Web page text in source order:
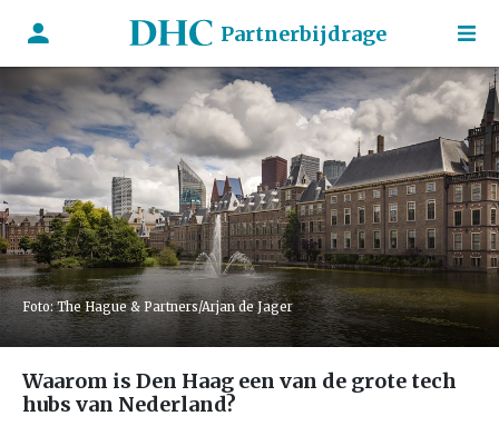
Partnerbijdrage
Foto: The Hague & Partners/Arjan de Jager
Waarom is Den Haag een van de grote tech
hubs van Nederland?